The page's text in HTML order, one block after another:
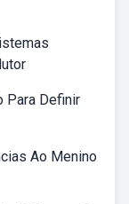
Para Definir
Ao Menino